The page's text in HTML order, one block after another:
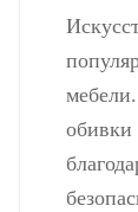
обивки